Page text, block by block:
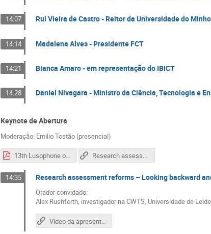
14:07 Rui Vieira de Castro - Reitor da Universidade do Minho
14:14 Madalena Alves - Presidente FCT
14:21 Bianca Amaro - em representação do IBICT
14:28 Daniel Nivagara - Ministro da Ciência, Tecnologia e
Keynote de Abertura
Moderação: Emilio Tostão (presencial)
13th Lusophone open science keynote Rushforth.pdf Research assessment reforms – Looking backward and ahead
14:35 Research assessment reforms – Looking backward
Orador convidado:
Alex Rushforth, investigador na CWTS, Universidade de
Vídeo da apresentação